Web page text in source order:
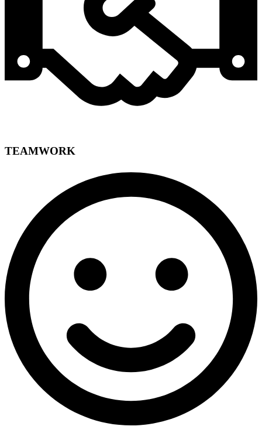
TEAMWORK